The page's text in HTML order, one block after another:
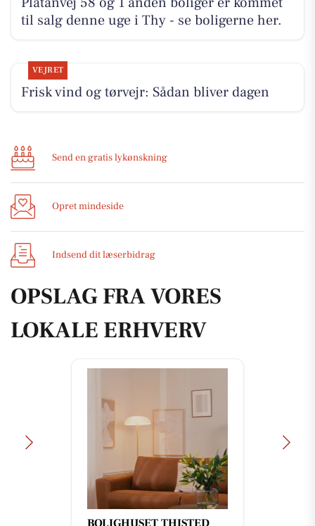
til salg denne uge i Thy - se boligerne her.
VEJRET
Frisk vind og tørvejr: Sådan bliver dagen
Send en gratis lykønskning
Opret mindeside
Indsend dit læserbidrag
OPSLAG FRA VORES
LOKALE ERHVERV